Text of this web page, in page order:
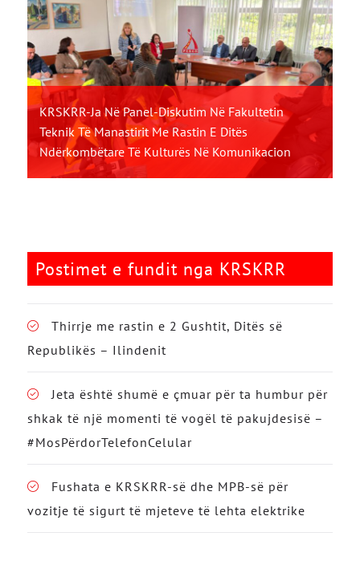
KRSKRR-Ja Në Panel-Diskutim Në Fakultetin
Teknik Të Manastirit Me Rastin E Ditës
Ndërkombëtare Të Kulturës Në Komunikacion
Postimet e fundit nga KRSKRR
Thirrje me rastin e 2 Gushtit, Ditës së
Republikës – Ilindenit
Jeta është shumë e çmuar për ta humbur për
shkak të një momenti të vogël të pakujdesisë –
#MosPërdorTelefonCelular
Fushata e KRSKRR-së dhe MPB-së për
vozitje të sigurt të mjeteve të lehta elektrike